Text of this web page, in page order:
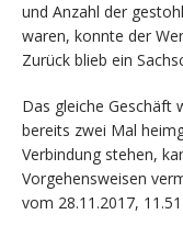
und Anzahl der
waren, konnte der
Zurück blieb ein
Das gleiche Geschäft
bereits zwei Mal
Verbindung stehen,
Vorgehensweisen
vom 28.11.2017,